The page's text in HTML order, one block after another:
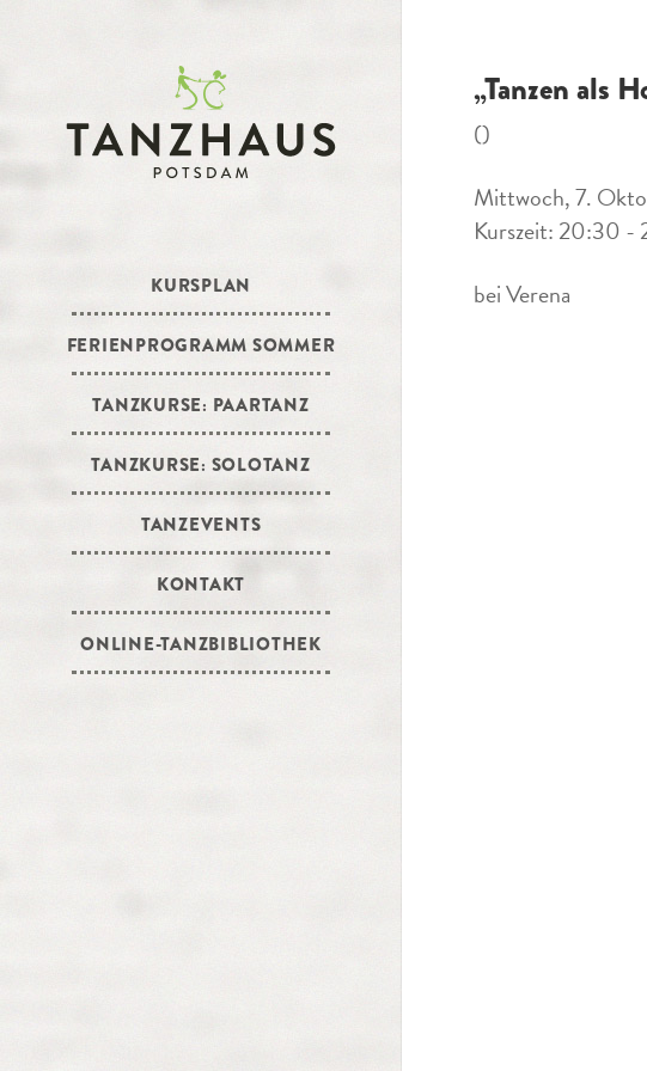
KURSPLAN
FERIENPROGRAMM SOMMER
TANZKURSE: PAARTANZ
TANZKURSE: SOLOTANZ
TANZEVENTS
KONTAKT
ONLINE-TANZBIBLIOTHEK
„Tanzen als
()
Mittwoch, 7.
Kurszeit: 20:30 -
bei Verena